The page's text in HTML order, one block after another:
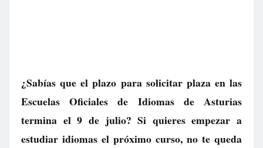
¿Sabías que el plazo para solicitar plaza en las
Escuelas Oficiales de Idiomas de Asturias
termina el 9 de julio? Si quieres empezar a
estudiar idiomas el próximo curso, no te queda